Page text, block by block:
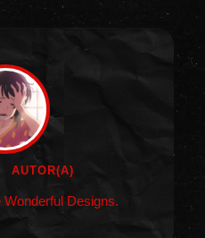
AUTOR(A)
Designs.